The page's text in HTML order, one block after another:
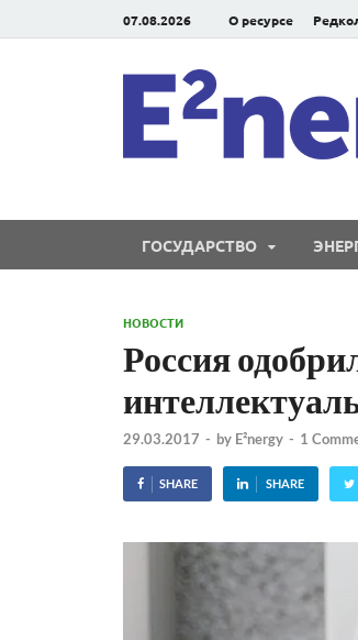
07.08.2026 О ресурсе
ГОСУДАРСТВО
НОВОСТИ
Россия
29.03.2017 - by E²nergy - 1
SHARE SHARE